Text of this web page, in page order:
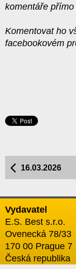
komentáře přímo
Komentovat ho
facebookovém
16.03.2026
Vydavatel
E.S. Best s.r.o.
Ovenecká 78/33
170 00 Prague 7
Česká republika